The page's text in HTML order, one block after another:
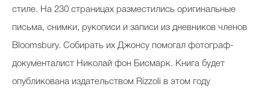
стиле. На 230 страницах разместились оригинальные
письма, снимки, рукописи и записи из дневников членов
Bloomsbury. Собирать их Джонсу помогал фотограф-
документалист Николай фон Бисмарк. Книга будет
опубликована издательством Rizzoli в этом году